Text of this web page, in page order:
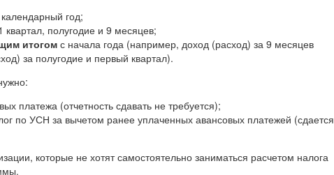
год;
полугодие и 9 месяцев;
итогомс начала года (например, доход (расход) за 9 месяцев
за полугодие и первый квартал).
платежа (отчетность сдавать не требуется);
по УСН за вычетом ранее уплаченных авансовых платежей (сдается
которые не хотят самостоятельно заниматься расчетом налога